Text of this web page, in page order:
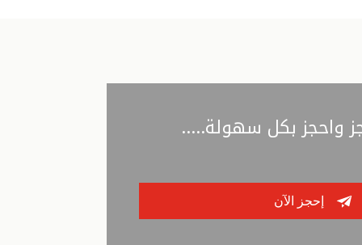
واحجز بكل سهولة.....
 إحجز الآن